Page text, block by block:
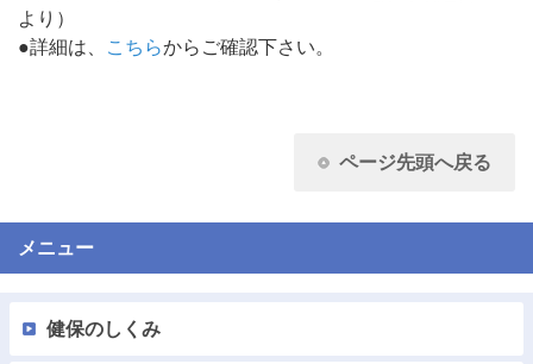
より）
●詳細は、
こちらからご確認下さい。
ページ先頭へ戻る
メニュー
健保のしくみ